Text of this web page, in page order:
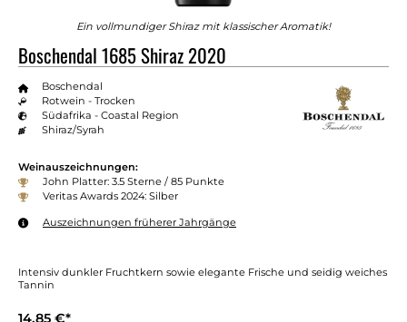
Ein vollmundiger Shiraz mit klassischer Aromatik!
Boschendal 1685 Shiraz 2020
Boschendal
Rotwein - Trocken
Südafrika - Coastal Region
Shiraz/Syrah
Weinauszeichnungen:
John Platter: 3.5 Sterne / 85 Punkte
Veritas Awards 2024: Silber
Auszeichnungen früherer Jahrgänge
Intensiv dunkler Fruchtkern sowie elegante Frische und seidig weiches
Tannin
14,85 €*